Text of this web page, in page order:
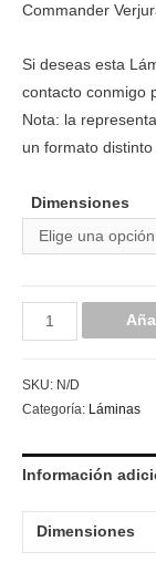
Commander
Si deseas esta
contacto conmigo
Nota: la
un formato distinto
Dimensiones
SKU: N/D
Categoría: Láminas
Información
Dimensiones